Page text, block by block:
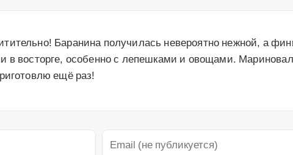
Баранина получилась невероятно нежной, а
в восторге, особенно с лепешками и овощами.
ещё раз!